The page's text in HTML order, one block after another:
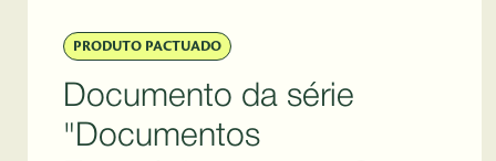
PRODUTO PACTUADO
Documento da série
"Documentos